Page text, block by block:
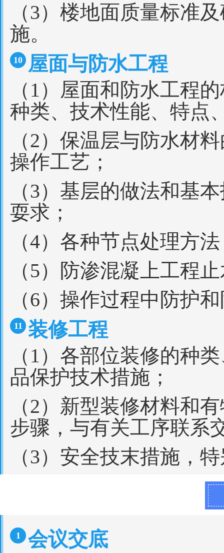
（3）楼地面质量标准
施。
10
屋面与防水工程
（1）屋面和防水工程
种类、技术性能、特点
（2）保温层与防水材
操作工艺；
（3）基层的做法和基
耍求；
（4）各种节点处理方
（5）防渗混凝上工程
（6）操作过程中防护
11
装修工程
（1）各部位装修的种
品保护技术措施；
（2）新型装修材料和
步骤，与有关工序联系
（3）安全技末措施，
1
会议交底